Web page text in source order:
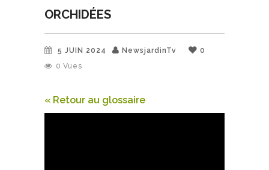
ORCHIDÉES
5 JUIN 2024 NewsjardinTv
0
0 Vues
« Retour au glossaire